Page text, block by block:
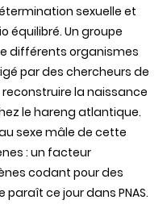
sexuelle et
équilibré. Un groupe
différents organismes
par des chercheurs de
reconstruire la naissance
le hareng atlantique.
sexe mâle de cette
: un facteur
codant pour des
ce jour dans PNAS.